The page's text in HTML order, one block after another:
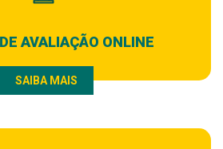
AVALIAÇÃO ONLINE
SAIBA MAIS